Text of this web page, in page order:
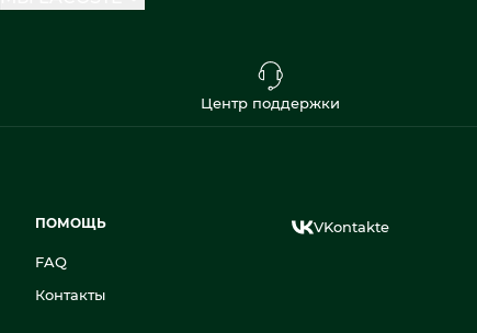
Центр поддержки
ПОМОЩЬ
FAQ
Контакты
VKontakte